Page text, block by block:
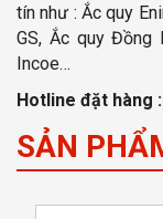
tín như : Ắc quy
GS, Ắc quy Đồng
Incoe…
Hotline đặt hàng :
SẢN